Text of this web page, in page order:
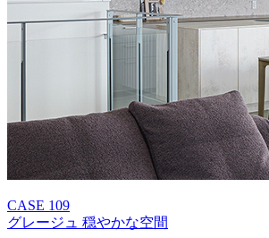
CASE 109
グレージュ 穏やかな空間